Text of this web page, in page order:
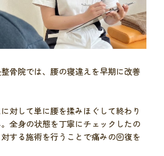
骨院では、腰の寝違えを早期に改善
対して単に腰を揉みほぐして終わり
全身の状態を丁寧にチェックしたの
する施術を行うことで痛みの回復を